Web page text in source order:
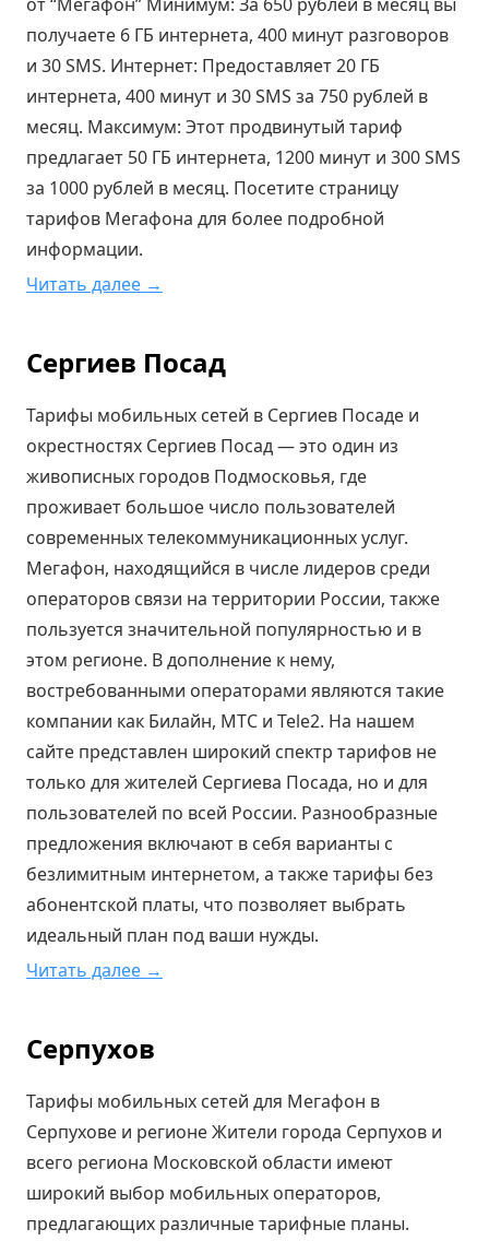
получаете 6 ГБ интернета, 400 минут разговоров
и 30 SMS. Интернет: Предоставляет 20 ГБ
интернета, 400 минут и 30 SMS за 750 рублей в
месяц. Максимум: Этот продвинутый тариф
предлагает 50 ГБ интернета, 1200 минут и 300 SMS
за 1000 рублей в месяц. Посетите страницу
тарифов Мегафона для более подробной
информации.
Читать далее →
Сергиев Посад
Тарифы мобильных сетей в Сергиев Посаде и
окрестностях Сергиев Посад — это один из
живописных городов Подмосковья, где
проживает большое число пользователей
современных телекоммуникационных услуг.
Мегафон, находящийся в числе лидеров среди
операторов связи на территории России, также
пользуется значительной популярностью и в
этом регионе. В дополнение к нему,
востребованными операторами являются такие
компании как Билайн, МТС и Tele2. На нашем
сайте представлен широкий спектр тарифов не
только для жителей Сергиева Посада, но и для
пользователей по всей России. Разнообразные
предложения включают в себя варианты с
безлимитным интернетом, а также тарифы без
абонентской платы, что позволяет выбрать
идеальный план под ваши нужды.
Читать далее →
Серпухов
Тарифы мобильных сетей для Мегафон в
Серпухове и регионе Жители города Серпухов и
всего региона Московской области имеют
широкий выбор мобильных операторов,
предлагающих различные тарифные планы.